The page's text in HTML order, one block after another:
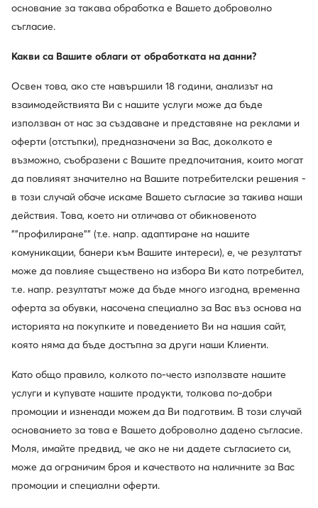
Най-ниска цена53,99 €-7%
Trending
Nine West
Guess
Trending
Trending
основание за такава обработка е Вашето доброволно
съгласие.
Какви са Вашите облаги от обработката на данни?
Освен това, ако сте навършили 18 години, анализът на
взаимодействията Ви с нашите услуги може да бъде
използван от нас за създаване и представяне на реклами и
оферти (отстъпки), предназначени за Вас, доколкото е
възможно, съобразени с Вашите предпочитания, които могат
да повлияят значително на Вашите потребителски решения -
в този случай обаче искаме Вашето съгласие за такива наши
действия. Това, което ни отличава от обикновеното
""профилиране"" (т.е. напр. адаптиране на нашите
комуникации, банери към Вашите интереси), е, че резултатът
може да повлияе съществено на избора Ви като потребител,
т.е. напр. резултатът може да бъде много изгодна, временна
оферта за обувки, насочена специално за Вас въз основа на
историята на покупките и поведението Ви на нашия сайт,
която няма да бъде достъпна за други наши Клиенти.
Като общо правило, колкото по-често използвате нашите
услуги и купувате нашите продукти, толкова по-добри
промоции и изненади можем да Ви подготвим. В този случай
основанието за това е Вашето доброволно дадено съгласие.
Моля, имайте предвид, че ако не ни дадете съгласието си,
може да ограничим броя и качеството на наличните за Вас
промоции и специални оферти.